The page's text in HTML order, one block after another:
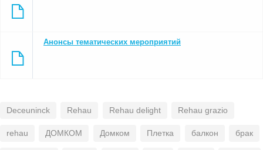
Анонсы тематических мероприятий
Deceuninck Rehau Rehau delight Rehau grazio
rehau ДОМКОМ Домком Плетка балкон брак